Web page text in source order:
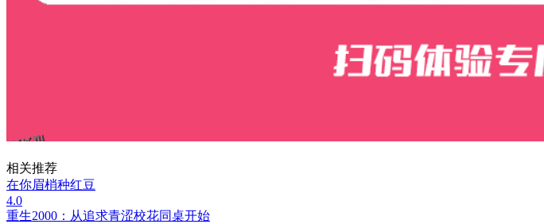
相关推荐
在你眉梢种红豆
4.0
重生2000：从追求青涩校花同桌开始